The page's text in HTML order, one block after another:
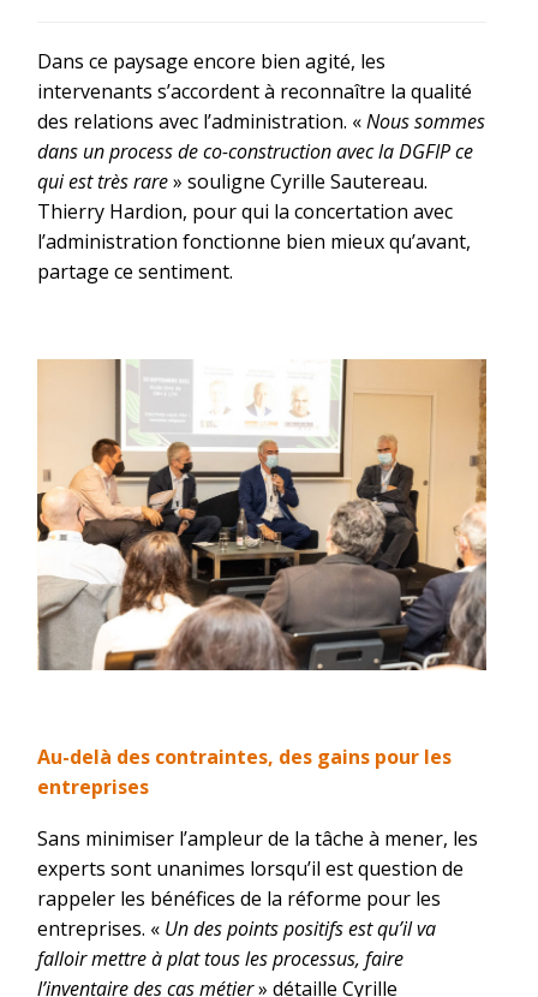
Dans ce paysage encore bien agité, les
intervenants s’accordent à reconnaître la qualité
des relations avec l’administration. «Nous sommes
dans un process de co-construction avec la DGFIP ce
qui est très rare» souligne Cyrille Sautereau.
Thierry Hardion, pour qui la concertation avec
l’administration fonctionne bien mieux qu’avant,
partage ce sentiment.
Au-delà des contraintes, des gains pour les
entreprises
Sans minimiser l’ampleur de la tâche à mener, les
experts sont unanimes lorsqu’il est question de
rappeler les bénéfices de la réforme pour les
entreprises. « Un des points positifs est qu’il va
falloir mettre à plat tous les processus, faire
l’inventaire des cas métier» détaille Cyrille